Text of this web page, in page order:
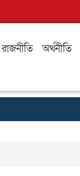
রাজনীতি অর্থনীতি